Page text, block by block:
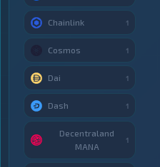
Chainlink 1
Cosmos 1
Dai 1
Dash 1
Decentraland
MANA
1